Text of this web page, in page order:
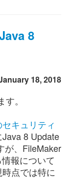
8
18, 2018
。
キュリティ
8 Update
が、FileMaker
報について
点では特に